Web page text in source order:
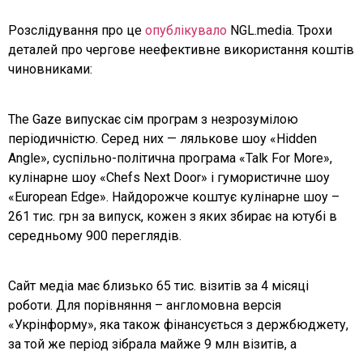
Розслідування про це опублікувало NGL.media. Трохи
деталей про чергове неефективне використання коштів
чиновниками:
The Gaze випускає сім програм з незрозумілою
періодичністю. Серед них — лялькове шоу «Hidden
Angle», суспільно-політична програма «Talk For More»,
кулінарне шоу «Chefs Next Door» і гумористичне шоу
«European Edge». Найдорожче коштує кулінарне шоу –
261 тис. грн за випуск, кожен з яких збирає на ютубі в
середньому 900 переглядів.
Сайт медіа має близько 65 тис. візитів за 4 місяці
роботи. Для порівняння – англомовна версія
«Укрінформу», яка також фінансується з держбюджету,
за той же період зібрала майже 9 млн візитів, а